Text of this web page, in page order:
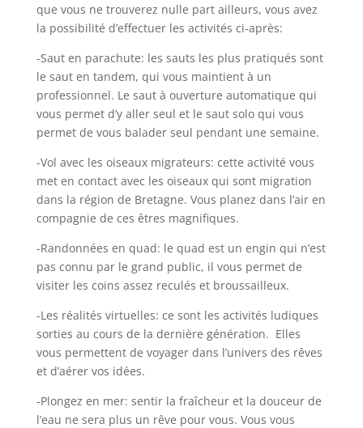
que vous ne trouverez nulle part ailleurs, vous avez
la possibilité d’effectuer les activités ci-après:
-Saut en parachute: les sauts les plus pratiqués sont
le saut en tandem, qui vous maintient à un
professionnel. Le saut à ouverture automatique qui
vous permet d’y aller seul et le saut solo qui vous
permet de vous balader seul pendant une semaine.
-Vol avec les oiseaux migrateurs: cette activité vous
met en contact avec les oiseaux qui sont migration
dans la région de Bretagne. Vous planez dans l’air en
compagnie de ces êtres magnifiques.
-Randonnées en quad: le quad est un engin qui n’est
pas connu par le grand public, il vous permet de
visiter les coins assez reculés et broussailleux.
-Les réalités virtuelles: ce sont les activités ludiques
sorties au cours de la dernière génération. Elles
vous permettent de voyager dans l’univers des rêves
et d’aérer vos idées.
-Plongez en mer: sentir la fraîcheur et la douceur de
l’eau ne sera plus un rêve pour vous. Vous vous